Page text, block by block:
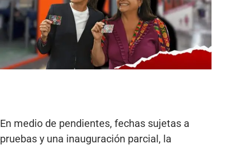
En medio de pendientes, fechas sujetas a
pruebas y una inauguración parcial, la